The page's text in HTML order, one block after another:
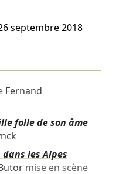
septembre 2018
Fernand
folle de son âme
les Alpes
mise en scène